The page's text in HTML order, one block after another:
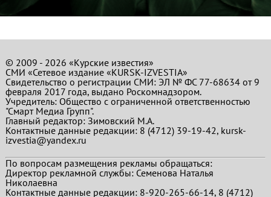
© 2009 - 2026 «Курские известия»
СМИ «Сетевое издание «KURSK-IZVESTIA»
Свидетельство о регистрации СМИ: ЭЛ № ФС 77-68634 от 9
февраля 2017 года, выдано Роскомнадзором.
Учредитель: Общество с ограниченной ответственностью
"Смарт Медиа Групп".
Главный редактор:Зимовский М.А.
Контактные данные редакции: 8 (4712) 39-19-42, kursk-
izvestia@yandex.ru
По вопросам размещения рекламы обращаться:
Директор рекламной службы: Семенова Наталья
Николаевна
Контактные данные редакции: 8-920-265-66-14, 8 (4712)